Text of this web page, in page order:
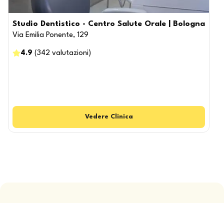
Studio Dentistico - Centro Salute Orale | Bologna
Via Emilia Ponente, 129
4.9 (342 valutazioni )
Vedere Clinica